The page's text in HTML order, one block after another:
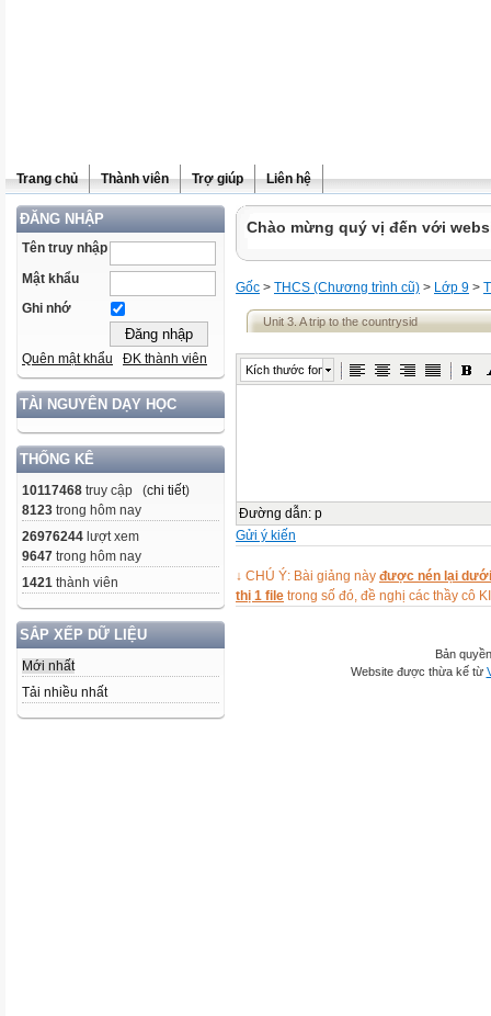
Trang chủ Thành viên Trợ giúp Liên hệ
ĐĂNG NHẬP
Tên truy nhập
Mật khẩu
Ghi nhớ
Quên mật khẩu ĐK thành viên
TÀI NGUYÊN DẠY HỌC
THỐNG KÊ
10117468 truy cập (chi tiết)
8123 trong hôm nay
26976244 lượt xem
9647 trong hôm nay
1421 thành viên
SẮP XẾP DỮ LIỆU
Mới nhất
Tải nhiều nhất
Chào mừng quý vị đến với
Gốc > THCS (Chương trình cũ) > Lớp 9 >
Unit 3. A trip to the countrysid
Kích thước font
Đường dẫn: p
Gửi ý kiến
↓ CHÚ Ý: Bài giảng này được nén lại
thị 1 file trong số đó, đề nghị các thầy cô
Bản
Website được thừa kế từ